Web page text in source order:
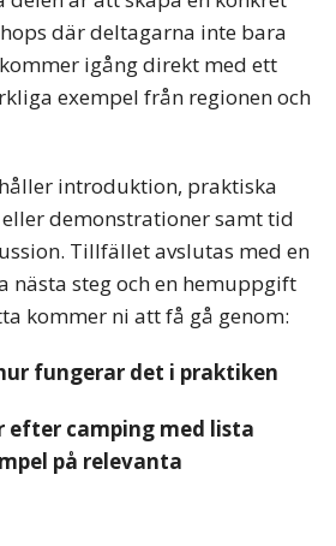
där deltagarna inte bara
igång direkt med ett
exempel från regionen och
introduktion, praktiska
demonstrationer samt tid
Tillfället avslutas med en
nästa steg och en hemuppgift
kommer ni att få gå genom:
hur fungerar det i praktiken
efter camping med lista
på relevanta